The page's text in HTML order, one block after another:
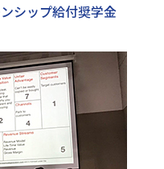
シップ給付奨学金